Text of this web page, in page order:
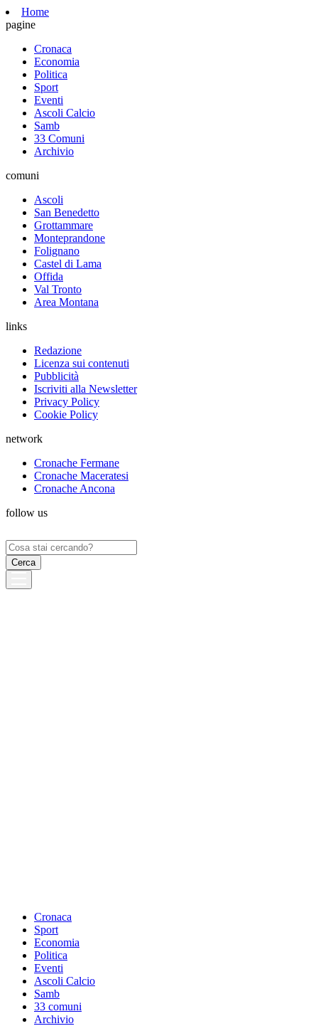
Home
pagine
Cronaca
Economia
Politica
Sport
Eventi
Ascoli Calcio
Samb
33 Comuni
Archivio
comuni
Ascoli
San Benedetto
Grottammare
Monteprandone
Folignano
Castel di Lama
Offida
Val Tronto
Area Montana
links
Redazione
Licenza sui contenuti
Pubblicità
Iscriviti alla Newsletter
Privacy Policy
Cookie Policy
network
Cronache Fermane
Cronache Maceratesi
Cronache Ancona
follow us
Ricerca
per:
Cronaca
Sport
Economia
Politica
Eventi
Ascoli Calcio
Samb
33 comuni
Archivio